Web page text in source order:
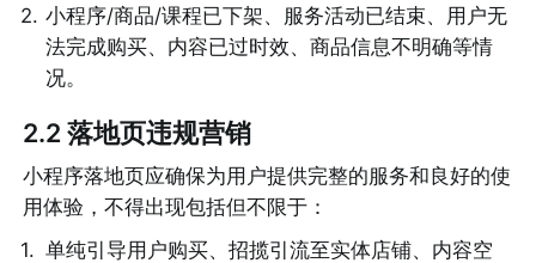
2. 小程序/商品/课程已下架、服务活动已结束、用户无
法完成购买、内容已过时效、商品信息不明确等情
况。
2.2 落地页违规营销
小程序落地页应确保为用户提供完整的服务和良好的使
用体验，不得出现包括但不限于：
1. 单纯引导用户购买、招揽引流至实体店铺、内容空